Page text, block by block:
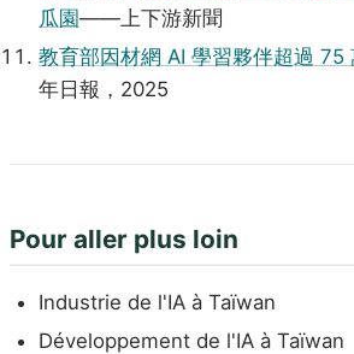
瓜園——上下游新聞
教育部因材網 AI 學習夥伴超過 75
年日報，2025
Pour aller plus loin
Industrie de l'IA à Taïwan
Développement de l'IA à Taïwan